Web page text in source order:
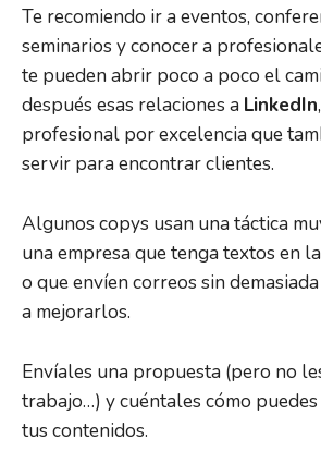
Te recomiendo ir a eventos,
seminarios y conocer a
te pueden abrir poco a poco el
después esas relaciones a LinkedIn
profesional por excelencia que
servir para encontrar clientes.
Algunos copys usan una táctica
una empresa que tenga textos en
o que envíen correos sin
a mejorarlos.
Envíales una propuesta (pero no
trabajo…) y cuéntales cómo
tus contenidos.